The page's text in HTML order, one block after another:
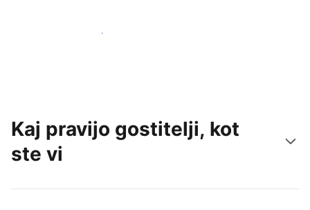
Pridobite nove goste še danes
Kaj pravijo gostitelji, kot
ste vi